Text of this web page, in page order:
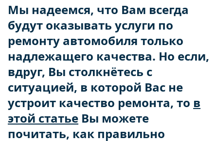
Мы надеемся, что Вам всегда
будут оказывать услуги по
ремонту автомобиля только
надлежащего качества. Но если,
вдруг, Вы столкнётесь с
ситуацией, в которой Вас не
устроит качество ремонта, то в
этой статье Вы можете
почитать, как правильно